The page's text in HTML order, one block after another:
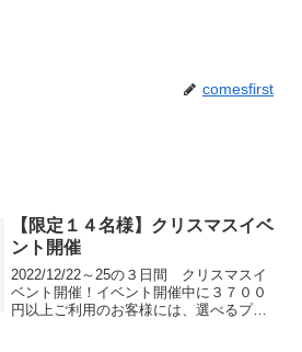
comesfirst
【限定１４名様】クリスマスイベ
ント開催
2022/12/22～25の３日間 クリスマスイ
ベント開催！イベント開催中に３７００
円以上ご利用のお客様には、選べるプレ